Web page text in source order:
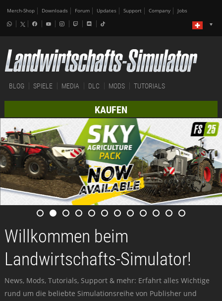
Merch-Shop Downloads Forum Updates Support Company Jobs
BLOG SPIELE MEDIA DLC MODS TUTORIALS
KAUFEN
Willkommen beim
Landwirtschafts-Simulator!
News, Mods, Tutorials, Support & mehr: Erfahrt alles Wichtige
rund um die beliebte Simulationsreihe von Publisher und